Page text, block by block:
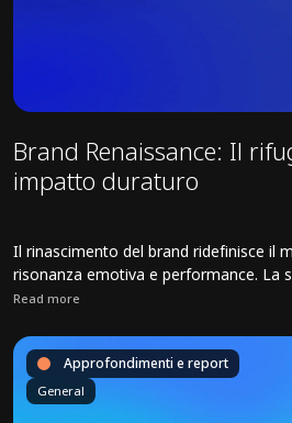
Brand Renaissance: Il
impatto duraturo
Il rinascimento del brand ridefinisce il
risonanza emotiva e performance. La
Cosmo5 promuove strategie integrate
Read more
Approfondimenti e report
General